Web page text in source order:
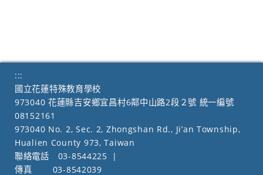
:::
國立花蓮特殊教育學校
973040 花蓮縣吉安鄉宜昌村6鄰中山路2段２號 統一編號
08152161
973040 No. 2, Sec. 2, Zhongshan Rd., Ji’an Township,
Hualien County 973, Taiwan
聯絡電話
03-8544225
|
傳真
03-8542039